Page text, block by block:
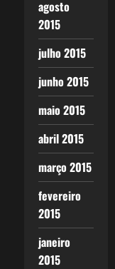
agosto
2015
julho 2015
junho 2015
maio 2015
abril 2015
março 2015
fevereiro
2015
janeiro
2015